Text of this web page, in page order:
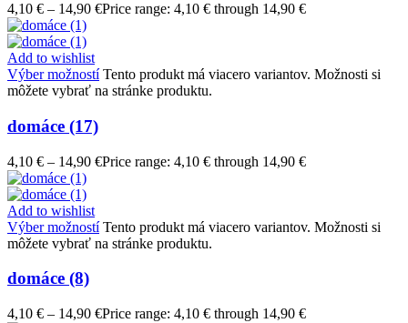
4,10 € – 14,90 €Price range: 4,10 € through 14,90 €
Add to wishlist
Výber možností Tento produkt má viacero variantov. Možnosti si
môžete vybrať na stránke produktu.
domáce (17)
4,10 € – 14,90 €Price range: 4,10 € through 14,90 €
Add to wishlist
Výber možností Tento produkt má viacero variantov. Možnosti si
môžete vybrať na stránke produktu.
domáce (8)
4,10 € – 14,90 €Price range: 4,10 € through 14,90 €